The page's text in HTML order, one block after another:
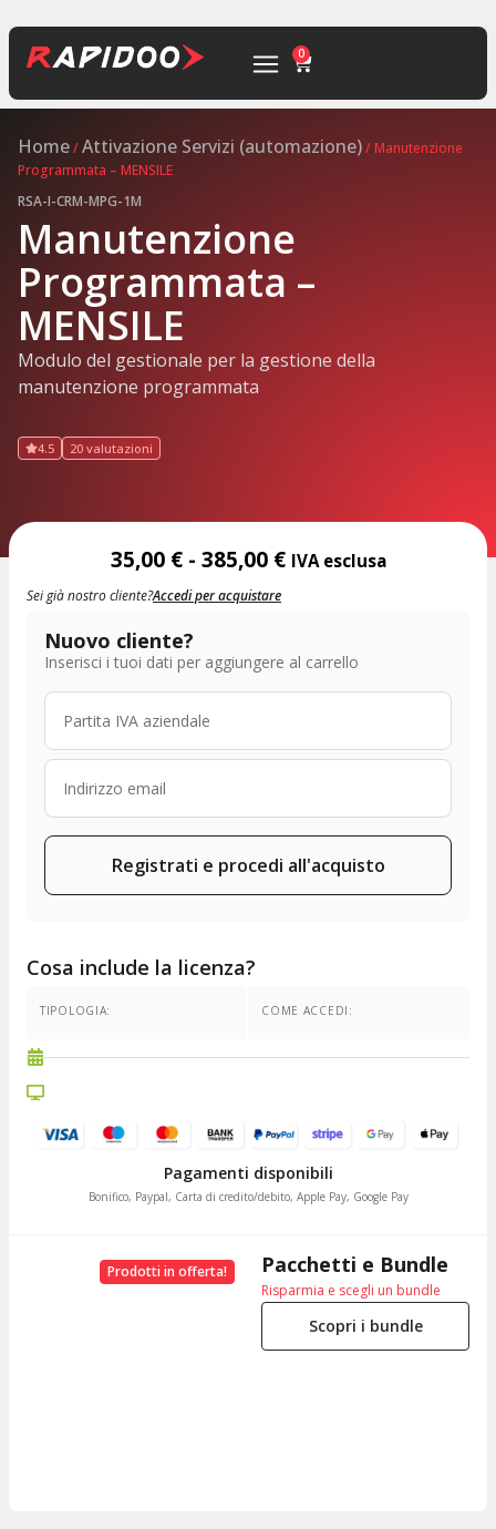
0
Home/Attivazione Servizi (automazione)/ Manutenzione
Programmata – MENSILE
RSA-I-CRM-MPG-1M
Manutenzione
Programmata –
MENSILE
Modulo del gestionale per la gestione della
manutenzione programmata
4.5 20 valutazioni
35,00 € - 385,00 € IVA esclusa
Sei già nostro cliente?Accedi per acquistare
Nuovo cliente?
Inserisci i tuoi dati per aggiungere al carrello
Registrati e procedi all'acquisto
Cosa include la licenza?
TIPOLOGIA: COME ACCEDI:
Pagamenti disponibili
Bonifico, Paypal, Carta di credito/debito, Apple Pay, Google Pay
Prodotti in offerta! Pacchetti e Bundle
Risparmia e scegli un bundle
Scopri i bundle